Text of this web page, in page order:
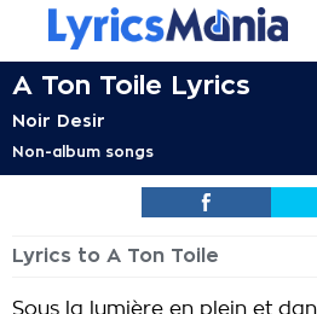
A Ton Toile Lyrics
Noir Desir
Non-album songs
Lyrics to A Ton Toile
Sous la lumière en plein et